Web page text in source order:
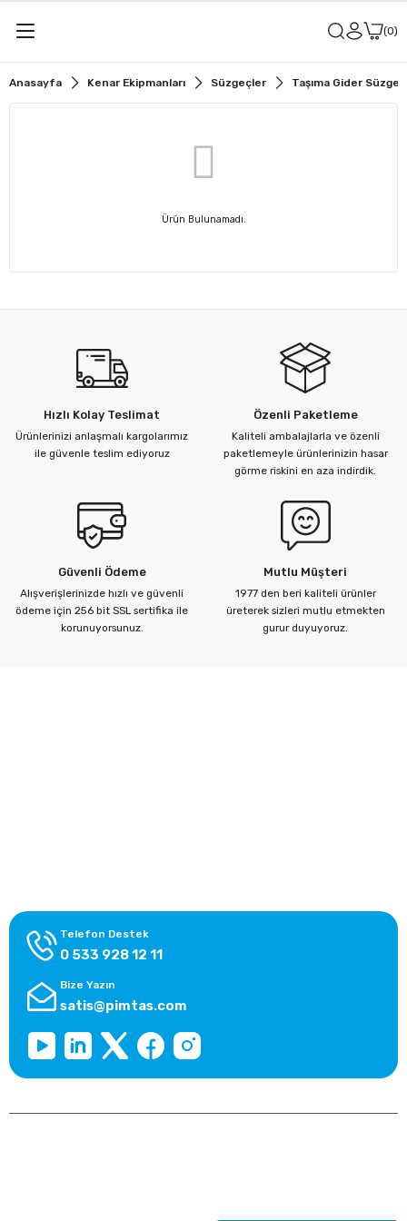
0
Anasayfa Kenar Ekipmanları Süzgeçler Taşıma Gider
Ürün Bulunamadı.
Hızlı Kolay Teslimat
Ürünlerinizi anlaşmalı kargolarımız
ile güvenle teslim ediyoruz
Özenli Paketleme
Kaliteli ambalajlarla ve özenli
paketlemeyle ürünlerinizin hasar
görme riskini en aza indirdik.
Güvenli Ödeme
Alışverişlerinizde hızlı ve güvenli
ödeme için 256 bit SSL sertifika ile
korunuyorsunuz.
Mutlu Müşteri
1977 den beri kaliteli ürünler
üreterek sizleri mutlu etmekten
gurur duyuyoruz.
Telefon Destek
0 533 928 12 11
Bize Yazın
satis@pimtas.com